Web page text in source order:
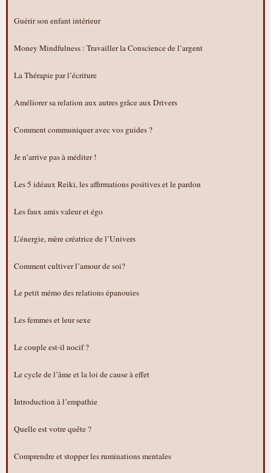
Guérir son enfant intérieur
Money Mindfulness : Travailler la Conscience de l’argent
La Thérapie par l’écriture
Améliorer sa relation aux autres grâce aux Drivers
Comment communiquer avec vos guides ?
Je n’arrive pas à méditer !
Les 5 idéaux Reiki, les affirmations positives et le pardon
Les faux amis valeur et égo
L’énergie, mère créatrice de l’Univers
Comment cultiver l’amour de soi?
Le petit mémo des relations épanouies
Les femmes et leur sexe
Le couple est-il nocif ?
Le cycle de l’âme et la loi de cause à effet
Introduction à l’empathie
Quelle est votre quête ?
Comprendre et stopper les ruminations mentales